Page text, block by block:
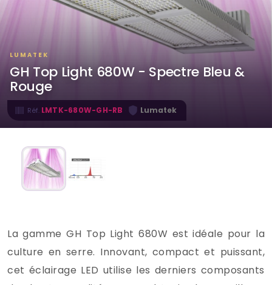
LUMATEK
GH Top Light 680W - Spectre Bleu &
Rouge
Réf. LMTK-680W-GH-RB Lumatek
La gamme GH Top Light 680W est idéale pour la
culture en serre. Innovant, compact et puissant,
cet éclairage LED utilise les derniers composants